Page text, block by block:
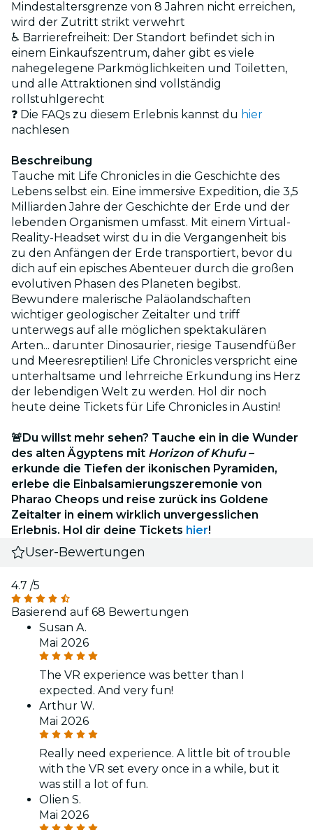
Mindestaltersgrenze von 8 Jahren nicht erreichen,
wird der Zutritt strikt verwehrt
♿ Barrierefreiheit: Der Standort befindet sich in
einem Einkaufszentrum, daher gibt es viele
nahegelegene Parkmöglichkeiten und Toiletten,
und alle Attraktionen sind vollständig
rollstuhlgerecht
❓ Die FAQs zu diesem Erlebnis kannst du hier
nachlesen
Beschreibung
Tauche mit Life Chronicles in die Geschichte des
Lebens selbst ein. Eine immersive Expedition, die 3,5
Milliarden Jahre der Geschichte der Erde und der
lebenden Organismen umfasst. Mit einem Virtual-
Reality-Headset wirst du in die Vergangenheit bis
zu den Anfängen der Erde transportiert, bevor du
dich auf ein episches Abenteuer durch die großen
evolutiven Phasen des Planeten begibst.
Bewundere malerische Paläolandschaften
wichtiger geologischer Zeitalter und triff
unterwegs auf alle möglichen spektakulären
Arten... darunter Dinosaurier, riesige Tausendfüßer
und Meeresreptilien! Life Chronicles verspricht eine
unterhaltsame und lehrreiche Erkundung ins Herz
der lebendigen Welt zu werden. Hol dir noch
heute deine Tickets für Life Chronicles in Austin!
🚨Du willst mehr sehen? Tauche ein in die Wunder
des alten Ägyptens mit Horizon of Khufu–
erkunde die Tiefen der ikonischen Pyramiden,
erlebe die Einbalsamierungszeremonie von
Pharao Cheops und reise zurück ins Goldene
Zeitalter in einem wirklich unvergesslichen
Erlebnis. Hol dir deine Tickets hier!
User-Bewertungen
4.7 /5
Basierend auf 68 Bewertungen
Susan A.
Mai 2026
The VR experience was better than I
expected. And very fun!
Arthur W.
Mai 2026
Really need experience. A little bit of trouble
with the VR set every once in a while, but it
was still a lot of fun.
Olien S.
Mai 2026